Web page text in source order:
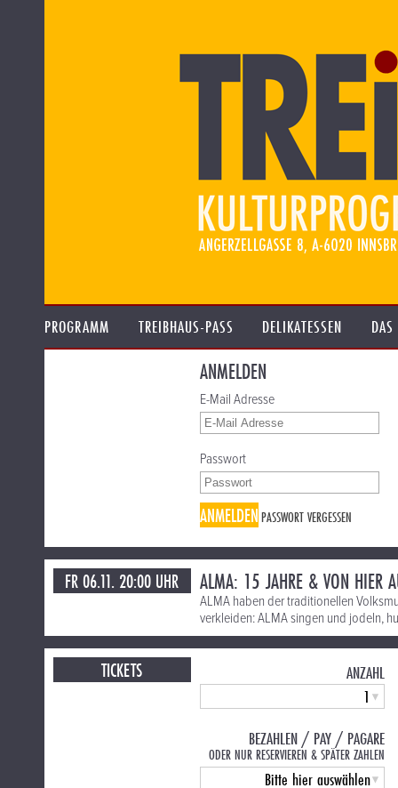
PROGRAMM TREIBHAUS-PASS DELIKATESSEN
ANMELDEN
E-Mail Adresse
Passwort
ANMELDENPASSWORT VERGESSEN
FR 06.11. 20:00 UHR ALMA: 15 JAHRE & VON HIER
ALMA haben der traditionellen
verkleiden: ALMA singen und jodeln,
TICKETS ANZAHL
BEZAHLEN / PAY / PAGARE
ODER NUR RESERVIEREN & SPÄTER ZAHLEN